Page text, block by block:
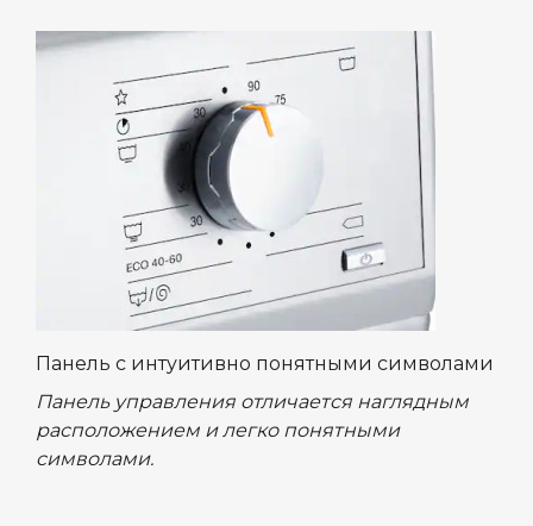
Панель с интуитивно понятными символами
Панель управления отличается наглядным
расположением и легко понятными
символами.